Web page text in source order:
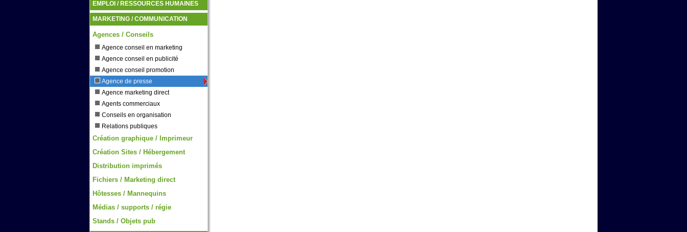
EMPLOI / RESSOURCES HUMAINES
MARKETING / COMMUNICATION
Agences / Conseils
Agence conseil en marketing
Agence conseil en publicité
Agence conseil promotion
Agence de presse
Agence marketing direct
Agents commerciaux
Conseils en organisation
Relations publiques
Création graphique / Imprimeur
Création Sites / Hébergement
Distribution imprimés
Fichiers / Marketing direct
Hôtesses / Mannequins
Médias / supports / régie
Stands / Objets pub